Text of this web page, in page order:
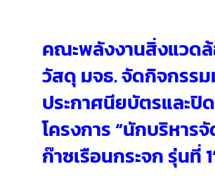
คณะพลังงานสิ่งแวด
วัสดุ มจธ. จัดกิจกรร
ประกาศนียบัตรและปิด
โครงการ “นักบริหาร
ก๊าซเรือนกระจก รุ่นที่